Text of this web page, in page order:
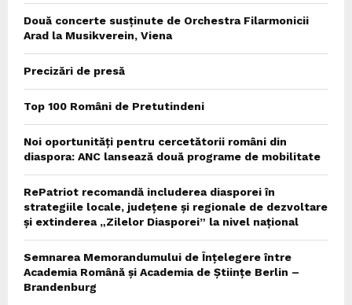
Două concerte susținute de Orchestra Filarmonicii
Arad la Musikverein, Viena
Precizări de presă
Top 100 Români de Pretutindeni
Noi oportunități pentru cercetătorii români din
diaspora: ANC lansează două programe de mobilitate
RePatriot recomandă includerea diasporei în
strategiile locale, județene și regionale de dezvoltare
și extinderea „Zilelor Diasporei” la nivel național
Semnarea Memorandumului de Înțelegere între
Academia Română și Academia de Științe Berlin –
Brandenburg